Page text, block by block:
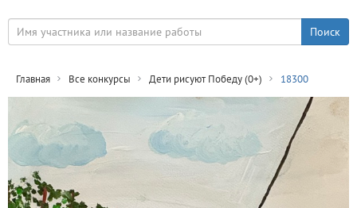
Главная Все конкурсы Дети рисуют Победу (0+) 18300